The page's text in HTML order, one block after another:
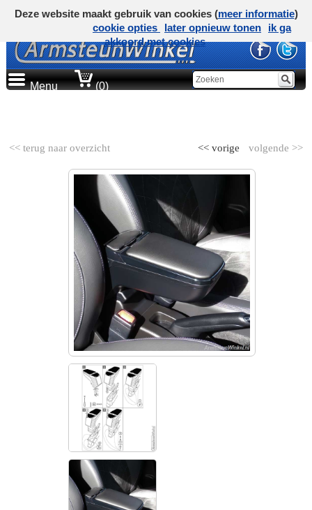
Menu (0)
<< terug naar overzicht volgende >>
<< vorige
Deze website maakt gebruik van cookies (meer informatie)
cookie opties
later opnieuw tonen
ik ga
akkoord met cookies